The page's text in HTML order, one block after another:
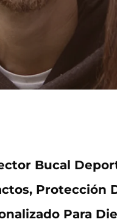
Bucal
Protección
Para